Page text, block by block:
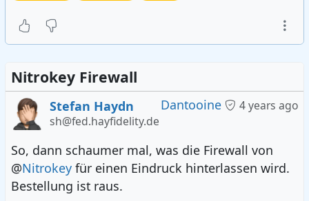
Nitrokey Firewall
Dantooine 4 years ago
Stefan Haydn
sh@fed.hayfidelity.de
So, dann schaumer mal, was die Firewall von
@Nitrokey für einen Eindruck hinterlassen wird.
Bestellung ist raus.